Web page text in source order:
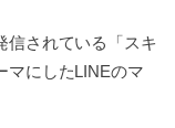
信されている「スキ
マにしたLINEのマ